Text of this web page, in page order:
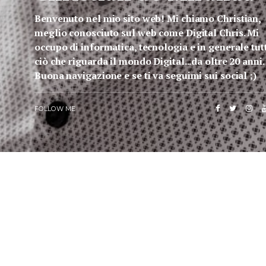
Benvenuto nel mio sito web! Mi chiamo Christian,
meglio conosciuto sul web come Digital Chris. Mi
occupo di informatica, tecnologia e in generale
ciò che riguarda il mondo Digital...da oltre 20 anni.
Buona navigazione e se ti va seguimi sui social ;)
FOLLOW ME